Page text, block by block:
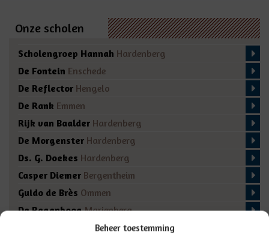
Beheer toestemming
Onze scholen
Scholengroep Hannah Hardenberg
De Fontein Enschede
De Reflector Hengelo
De Rank Emmen
Rijk van Baalder Hardenberg
De Morgenster Hardenberg
Ds. G. Doekes Hardenberg
Casper Diemer Bergentheim
Guido de Brès Ommen
De RegenboogMarienberg